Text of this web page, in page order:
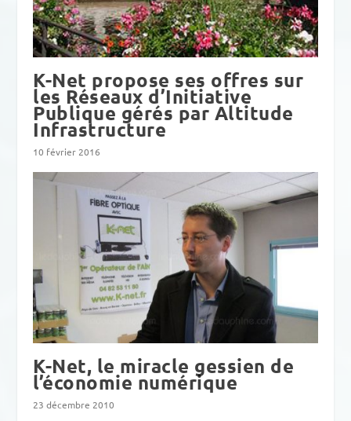
K-Net propose ses offres sur
les Réseaux d’Initiative
Publique gérés par Altitude
Infrastructure
10 février 2016
K-Net, le miracle gessien de
l’économie numérique
23 décembre 2010